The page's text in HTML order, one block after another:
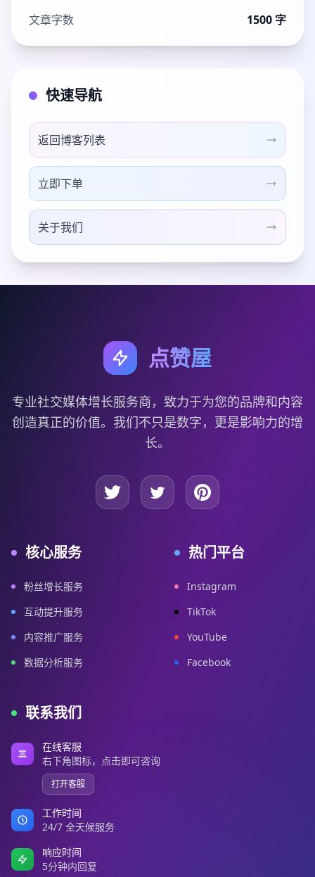
文章字数
1500 字
快速导航
返回博客列表
立即下单
关于我们
点赞屋
专业社交媒体增长服务商，致力于为您的品牌和内容
创造真正的价值。我们不只是数字，更是影响力的增
长。
核心服务
粉丝增长服务
互动提升服务
内容推广服务
数据分析服务
热门平台
Instagram
TikTok
YouTube
Facebook
联系我们
在线客服
右下角图标，点击即可咨询
打开客服
工作时间
24/7 全天候服务
响应时间
5分钟内回复